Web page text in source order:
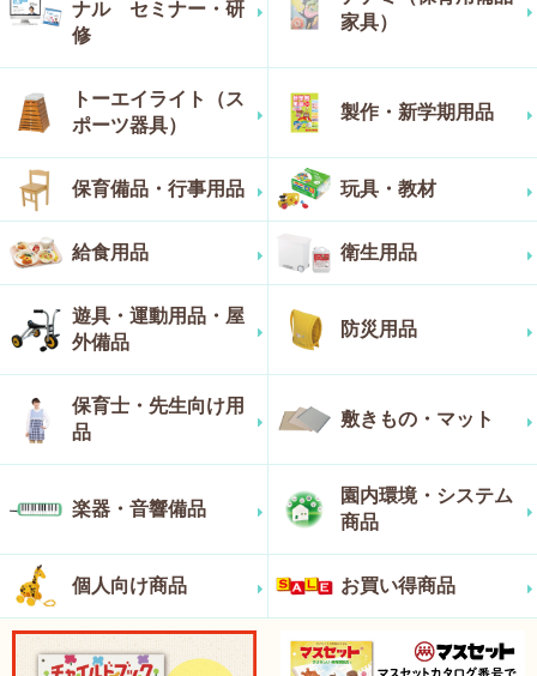
ナル セミナー・研
修
家具）
トーエイライト（ス
ポーツ器具）
製作・新学期用品
保育備品・行事用品 玩具・教材
給食用品 衛生用品
遊具・運動用品・屋
外備品
防災用品
保育士・先生向け用
品
敷きもの・マット
楽器・音響備品
園内環境・システム
商品
個人向け商品 お買い得商品